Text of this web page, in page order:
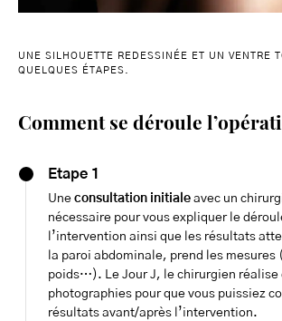
UNE SILHOUETTE REDESSINÉE ET UN VENTRE
QUELQUES ÉTAPES.
Comment se déroule
Etape 1
Une consultation initiale avec un
nécessaire pour vous expliquer le
l’intervention ainsi que les résultats
la paroi abdominale, prend les
poids…). Le Jour J, le chirurgien réalise
photographies pour que vous puissiez
résultats avant/après l’intervention.